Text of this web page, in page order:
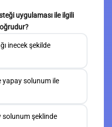
uygulaması ile ilgili
inecek şekilde
yapay solunum ile
solunum şeklinde